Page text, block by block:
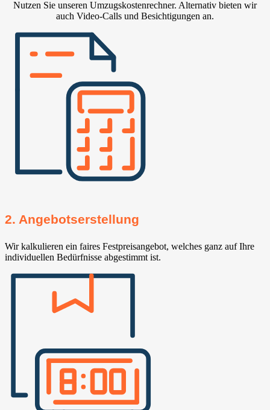
Nutzen Sie unseren Umzugskostenrechner. Alternativ bieten wir
auch Video-Calls und Besichtigungen an.
2. Angebotserstellung
Wir kalkulieren ein faires Festpreisangebot, welches ganz auf Ihre
individuellen Bedürfnisse abgestimmt ist.